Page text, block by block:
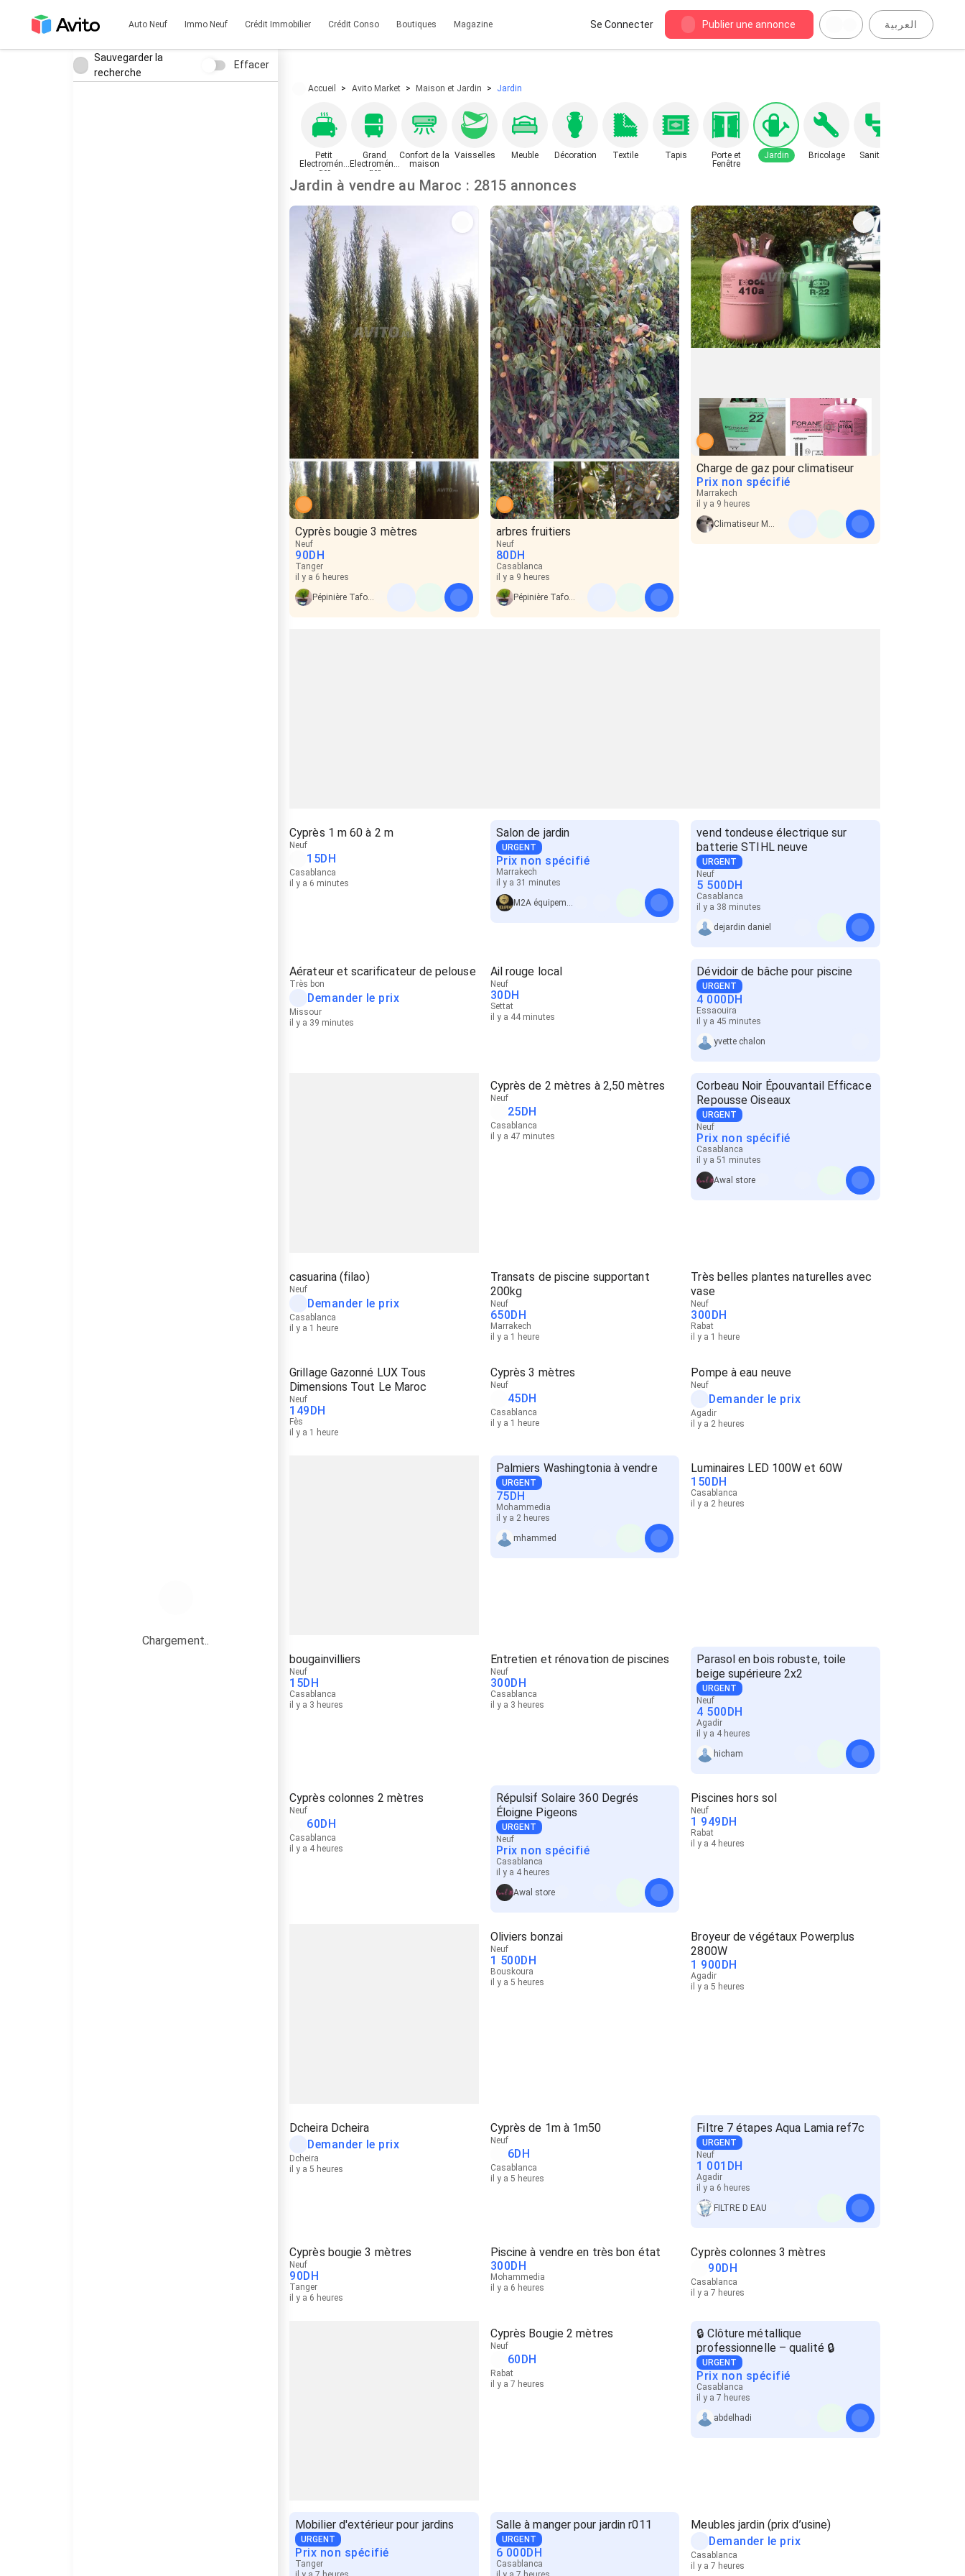
Auto Neuf Immo Neuf Crédit Immobilier Crédit Conso Boutiques Magazine Se Connecter Publier une annonce العربية
Sauvegarder la
recherche
Effacer
Chargement..
Accueil Avito Market Maison et Jardin Jardin
Petit
Electroména
ger
Grand
Electroména
ger
Confort de la
maison
Vaisselles Meuble Décoration Textile Tapis
Porte et
Fenêtre
Jardin Bricolage Sanitaire
Jardin à vendre au Maroc : 2815 annonces
Cyprès bougie 3 mètres
Neuf
90DH
Tanger
il y a 6 heures
arbres fruitiers
Neuf
80DH
Casablanca
il y a 9 heures
Pépinière Tafoukt
Charge de gaz pour climatiseur
Prix non spécifié
Marrakech
il y a 9 heures
Cyprès 1 m 60 à 2 m
Neuf
15DH
Casablanca
il y a 6 minutes
Salon de jardin
URGENT
Prix non spécifié
Marrakech
il y a 31 minutes
vend tondeuse électrique sur
batterie STIHL neuve
URGENT
Neuf
5 500DH
Casablanca
il y a 38 minutes
dejardin daniel
Aérateur et scarificateur de pelouse
Très bon
Demander le prix
Missour
il y a 39 minutes
Ail rouge local
Neuf
30DH
Settat
il y a 44 minutes
Dévidoir de bâche pour piscine
URGENT
4 000DH
Essaouira
il y a 45 minutes
yvette chalon
Cyprès de 2 mètres à 2,50 mètres
Neuf
25DH
Casablanca
il y a 47 minutes
Corbeau Noir Épouvantail Efficace
Repousse Oiseaux
URGENT
Neuf
Prix non spécifié
Casablanca
il y a 51 minutes
Awal store
casuarina (filao)
Neuf
Demander le prix
Casablanca
il y a 1 heure
Transats de piscine supportant
200kg
Neuf
650DH
Marrakech
il y a 1 heure
Très belles plantes naturelles avec
vase
Neuf
300DH
Rabat
il y a 1 heure
Grillage Gazonné LUX Tous
Dimensions Tout Le Maroc
Neuf
149DH
Fès
il y a 1 heure
Cyprès 3 mètres
Neuf
45DH
Casablanca
il y a 1 heure
Pompe à eau neuve
Neuf
Demander le prix
Agadir
il y a 2 heures
Palmiers Washingtonia à vendre
URGENT
75DH
Mohammedia
il y a 2 heures
mhammed
Luminaires LED 100W et 60W
150DH
Casablanca
il y a 2 heures
bougainvilliers
Neuf
15DH
Casablanca
il y a 3 heures
Entretien et rénovation de piscines
Neuf
300DH
Casablanca
il y a 3 heures
Parasol en bois robuste, toile
beige supérieure 2x2
URGENT
Neuf
4 500DH
Agadir
il y a 4 heures
hicham
Cyprès colonnes 2 mètres
Neuf
60DH
Casablanca
il y a 4 heures
Répulsif Solaire 360 Degrés
Éloigne Pigeons
URGENT
Neuf
Prix non spécifié
Casablanca
il y a 4 heures
Awal store
Piscines hors sol
Neuf
1 949DH
Rabat
il y a 4 heures
Oliviers bonzai
Neuf
1 500DH
Bouskoura
il y a 5 heures
Broyeur de végétaux Powerplus
2800W
1 900DH
Agadir
il y a 5 heures
Dcheira Dcheira
Demander le prix
Dcheira
il y a 5 heures
Cyprès de 1m à 1m50
Neuf
6DH
Casablanca
il y a 5 heures
Filtre 7 étapes Aqua Lamia ref7c
URGENT
Neuf
1 001 DH
Agadir
il y a 6 heures
FILTRE D EAU
Cyprès bougie 3 mètres
Neuf
90DH
Tanger
il y a 6 heures
Piscine à vendre en très bon état
300DH
Mohammedia
il y a 6 heures
Cyprès colonnes 3 mètres
90DH
Casablanca
il y a 7 heures
Cyprès Bougie 2 mètres
Neuf
60DH
Rabat
il y a 7 heures
🔒 Clôture métallique
professionnelle – qualité 🔒
URGENT
Prix non spécifié
Casablanca
il y a 7 heures
abdelhadi
Mobilier d'extérieur pour jardins
URGENT
Prix non spécifié
Tanger
Salle à manger pour jardin r011
URGENT
6 000DH
Casablanca
Meubles jardin (prix d’usine)
Demander le prix
Casablanca
il y a 7 heures